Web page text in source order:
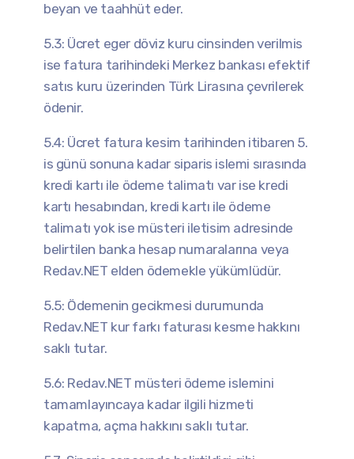
beyan ve taahhüt eder.
5.3: Ücret eger döviz kuru cinsinden verilmis
ise fatura tarihindeki Merkez bankası efektif
satıs kuru üzerinden Türk Lirasına çevrilerek
ödenir.
5.4: Ücret fatura kesim tarihinden itibaren 5.
is günü sonuna kadar siparis islemi sırasında
kredi kartı ile ödeme talimatı var ise kredi
kartı hesabından, kredi kartı ile ödeme
talimatı yok ise müsteri iletisim adresinde
belirtilen banka hesap numaralarına veya
Redav.NET elden ödemekle yükümlüdür.
5.5: Ödemenin gecikmesi durumunda
Redav.NET kur farkı faturası kesme hakkını
saklı tutar.
5.6: Redav.NET müsteri ödeme islemini
tamamlayıncaya kadar ilgili hizmeti
kapatma, açma hakkını saklı tutar.